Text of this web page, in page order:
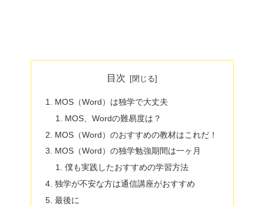
目次
MOS（Word）は独学で大丈夫
MOS、Wordの難易度は？
MOS（Word）のおすすめの教材はこれだ！
MOS（Word）の独学勉強期間は一ヶ月
僕も実践したおすすめの学習方法
独学が不安な方は通信講座がおすすめ
最後に